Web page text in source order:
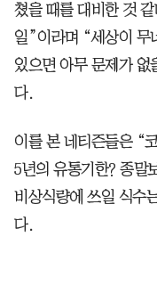
쳤을 때를 대비한 것
일”이라며 “세상이 무
있으면 아무 문제가
다.
이를 본 네티즌들은 “
5년의 유통기한? 종말
비상식량에 쓰일 식수
다.